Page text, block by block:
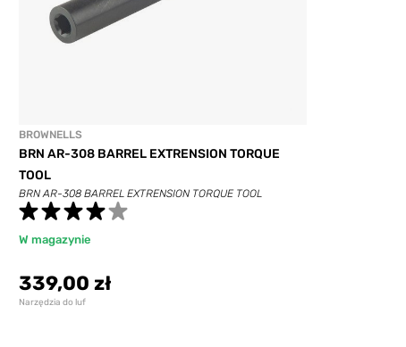
BROWNELLS
BRN AR-308 BARREL EXTRENSION TORQUE
TOOL
BRN AR-308 BARREL EXTRENSION TORQUE TOOL
Narzędzia do luf
W magazynie
339,00 zł